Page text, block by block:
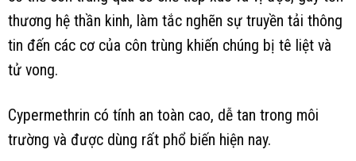
thương hệ thần kinh, làm tắc nghẽn sự truyền tải thông
tin đến các cơ của côn trùng khiến chúng bị tê liệt và
tử vong.
Cypermethrin có tính an toàn cao, dễ tan trong môi
trường và được dùng rất phổ biến hiện nay.